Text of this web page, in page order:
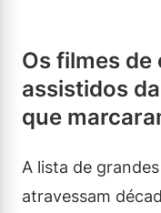
Os filmes
assistidos
que
A lista de
atravessam